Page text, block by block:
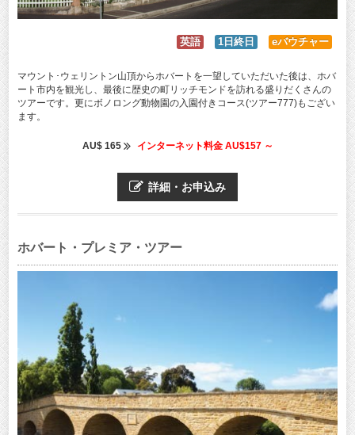
英語 1日終日 eバウチャー
マウント･ウェリントン山頂からホバートを一望していただいた後は、ホバ
ート市内を観光し、最後に歴史の町リッチモンドを訪れる盛りだくさんの
ツアーです。更にボノロング動物園の入園付きコース(ツアー777)もござい
ます。
AU$ 165 インターネット料金 AU$157 ～
詳細・お申込み
ホバート・プレミア・ツアー